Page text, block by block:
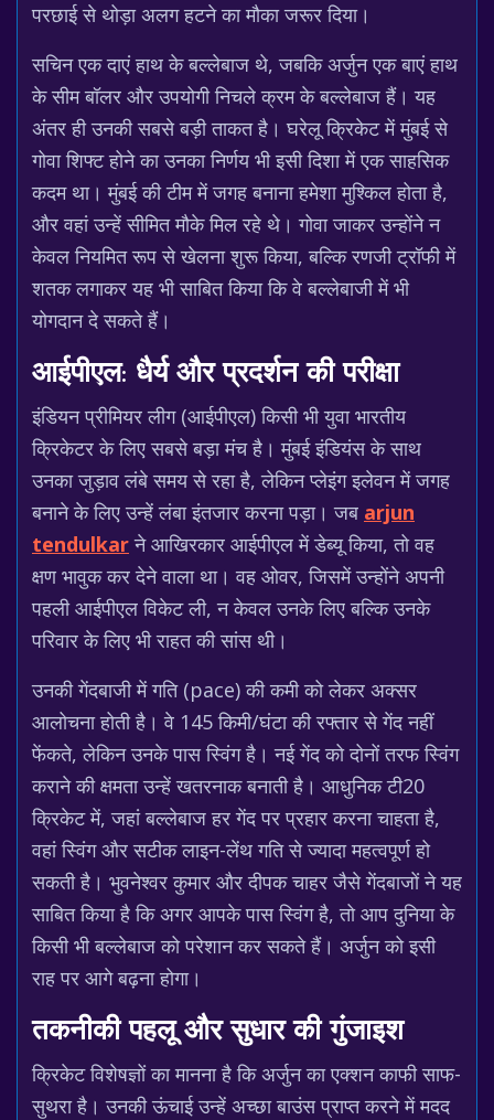
परछाई से थोड़ा अलग हटने का मौका जरूर दिया।
सचिन एक दाएं हाथ के बल्लेबाज थे, जबकि अर्जुन एक बाएं हाथ
के सीम बॉलर और उपयोगी निचले क्रम के बल्लेबाज हैं। यह
अंतर ही उनकी सबसे बड़ी ताकत है। घरेलू क्रिकेट में मुंबई से
गोवा शिफ्ट होने का उनका निर्णय भी इसी दिशा में एक साहसिक
कदम था। मुंबई की टीम में जगह बनाना हमेशा मुश्किल होता है,
और वहां उन्हें सीमित मौके मिल रहे थे। गोवा जाकर उन्होंने न
केवल नियमित रूप से खेलना शुरू किया, बल्कि रणजी ट्रॉफी में
शतक लगाकर यह भी साबित किया कि वे बल्लेबाजी में भी
योगदान दे सकते हैं।
आईपीएल: धैर्य और प्रदर्शन की परीक्षा
इंडियन प्रीमियर लीग (आईपीएल) किसी भी युवा भारतीय
क्रिकेटर के लिए सबसे बड़ा मंच है। मुंबई इंडियंस के साथ
उनका जुड़ाव लंबे समय से रहा है, लेकिन प्लेइंग इलेवन में जगह
बनाने के लिए उन्हें लंबा इंतजार करना पड़ा। जब arjun
tendulkarने आखिरकार आईपीएल में डेब्यू किया, तो वह
क्षण भावुक कर देने वाला था। वह ओवर, जिसमें उन्होंने अपनी
पहली आईपीएल विकेट ली, न केवल उनके लिए बल्कि उनके
परिवार के लिए भी राहत की सांस थी।
उनकी गेंदबाजी में गति (pace) की कमी को लेकर अक्सर
आलोचना होती है। वे 145 किमी/घंटा की रफ्तार से गेंद नहीं
फेंकते, लेकिन उनके पास स्विंग है। नई गेंद को दोनों तरफ स्विंग
कराने की क्षमता उन्हें खतरनाक बनाती है। आधुनिक टी20
क्रिकेट में, जहां बल्लेबाज हर गेंद पर प्रहार करना चाहता है,
वहां स्विंग और सटीक लाइन-लेंथ गति से ज्यादा महत्वपूर्ण हो
सकती है। भुवनेश्वर कुमार और दीपक चाहर जैसे गेंदबाजों ने यह
साबित किया है कि अगर आपके पास स्विंग है, तो आप दुनिया के
किसी भी बल्लेबाज को परेशान कर सकते हैं। अर्जुन को इसी
राह पर आगे बढ़ना होगा।
तकनीकी पहलू और सुधार की गुंजाइश
क्रिकेट विशेषज्ञों का मानना है कि अर्जुन का एक्शन काफी साफ-
सुथरा है। उनकी ऊंचाई उन्हें अच्छा बाउंस प्राप्त करने में मदद